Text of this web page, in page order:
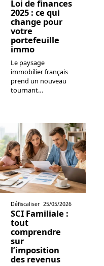
Loi de finances
2025 : ce qui
change pour
votre
portefeuille
immo
Le paysage
immobilier français
prend un nouveau
tournant…
Défiscaliser 25/05/2026
SCI Familiale :
tout
comprendre
sur
l’imposition
des revenus